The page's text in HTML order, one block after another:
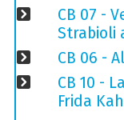
CB 07 -
Strabioli
CB 06 -
CB 10 -
Frida